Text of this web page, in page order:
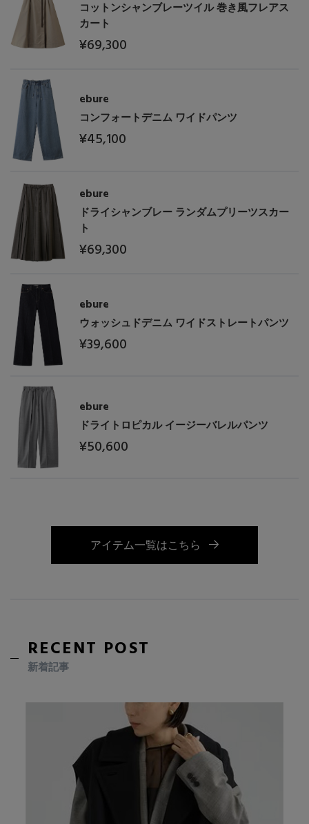
コットンシャンブレーツイル 巻き風フレアス
カート
¥69,300
ebure
コンフォートデニム ワイドパンツ
¥45,100
ebure
ドライシャンブレー ランダムプリーツスカー
ト
¥69,300
ebure
ウォッシュドデニム ワイドストレートパンツ
¥39,600
ebure
ドライトロピカル イージーバレルパンツ
¥50,600
アイテム一覧はこちら
RECENT POST
新着記事